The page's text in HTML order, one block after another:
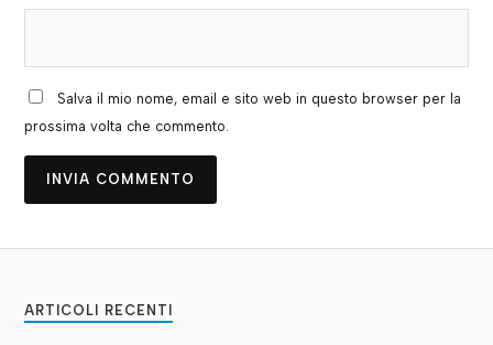
Salva il mio nome, email e sito web in questo browser per la
prossima volta che commento.
ARTICOLI RECENTI